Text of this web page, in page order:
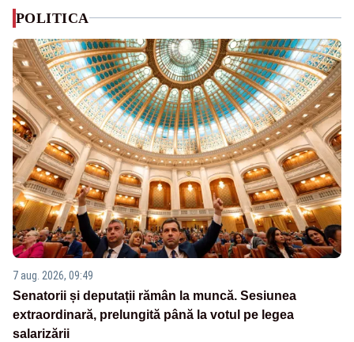
POLITICA
7 aug. 2026, 09:49
Senatorii și deputații rămân la muncă. Sesiunea
extraordinară, prelungită până la votul pe legea
salarizării